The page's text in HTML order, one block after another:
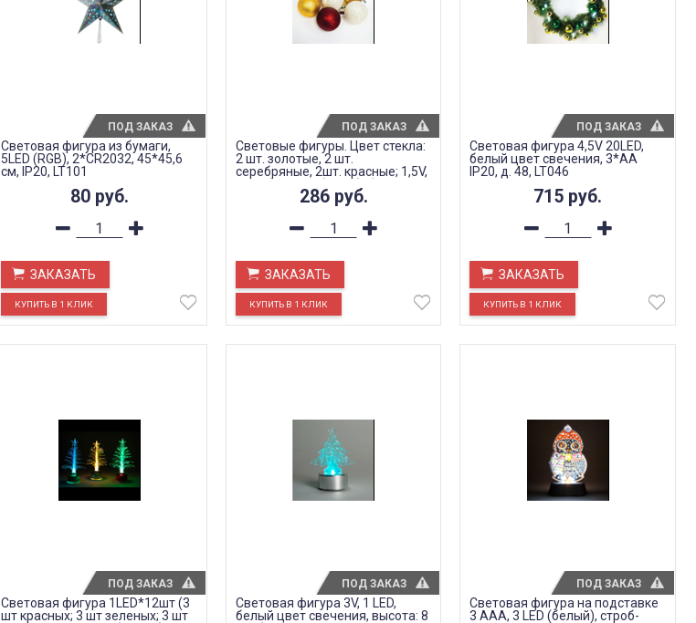
Световая фигура из бумаги,
5LED (RGB), 2*СR2032, 45*45,6
см, IP20, LT101
80 руб.
ЗАКАЗАТЬ
ПОД ЗАКАЗ
Световые фигуры. Цвет стекла:
2 шт. золотые, 2 шт.
серебряные, 2шт. красные; 1,5V,
6*ААА, 1*CR2025, 0.03W,
8*10см, с контроллером, LT121
286 руб.
ЗАКАЗАТЬ
ПОД ЗАКАЗ
Световая фигура 4,5V 20LED,
белый цвет свечения, 3*АА
IP20, д. 48, LT046
715 руб.
ЗАКАЗАТЬ
ПОД ЗАКАЗ
Световая фигура 1LED*12шт (3
шт красных; 3 шт зеленых; 3 шт
ПОД ЗАКАЗ
Световая фигура 3V, 1 LED,
белый цвет свечения, высота: 8
ПОД ЗАКАЗ
Световая фигура на подставке
3 AAA, 3 LED (белый), строб-
ПОД ЗАКАЗ